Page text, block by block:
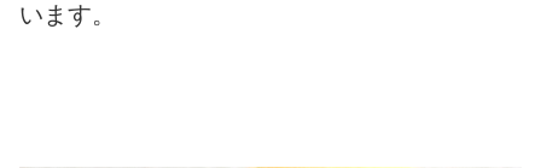
います。